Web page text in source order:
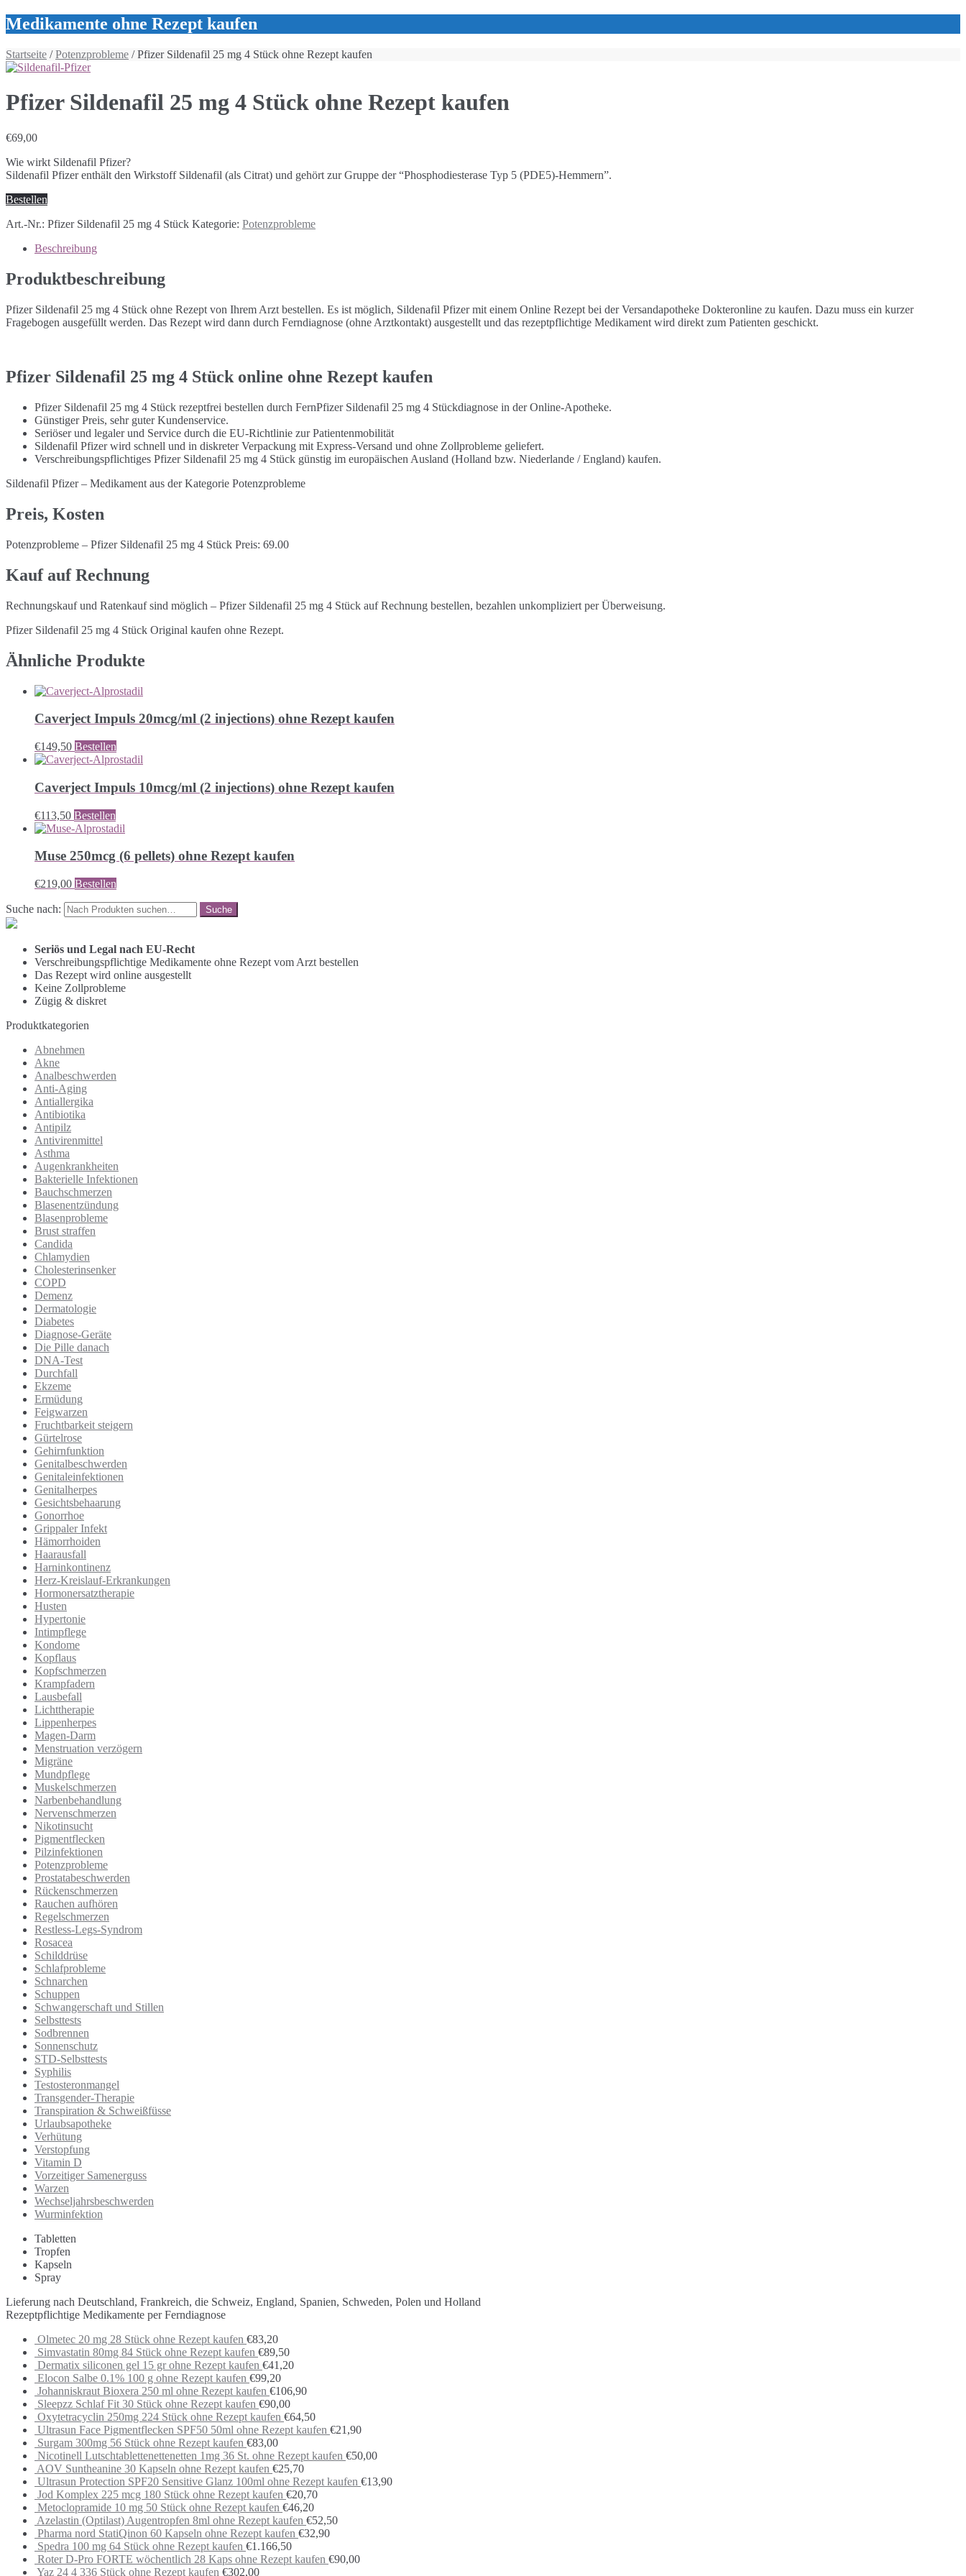
Medikamente ohne Rezept kaufen
Startseite /Potenzprobleme / Pfizer Sildenafil 25 mg 4 Stück ohne Rezept kaufen
Pfizer Sildenafil 25 mg 4 Stück ohne Rezept kaufen
€69,00
Wie wirkt Sildenafil Pfizer?
Sildenafil Pfizer enthält den Wirkstoff Sildenafil (als Citrat) und gehört zur Gruppe der “Phosphodiesterase Typ 5 (PDE5)-Hemmern”.
Bestellen
Art.-Nr.: Pfizer Sildenafil 25 mg 4 Stück Kategorie: Potenzprobleme
Beschreibung
Produktbeschreibung
Pfizer Sildenafil 25 mg 4 Stück ohne Rezept von Ihrem Arzt bestellen. Es ist möglich, Sildenafil Pfizer mit einem Online Rezept bei der Versandapotheke Dokteronline zu kaufen. Dazu muss ein kurzer
Fragebogen ausgefüllt werden. Das Rezept wird dann durch Ferndiagnose (ohne Arztkontakt) ausgestellt und das rezeptpflichtige Medikament wird direkt zum Patienten geschickt.
Pfizer Sildenafil 25 mg 4 Stück online ohne Rezept kaufen
Pfizer Sildenafil 25 mg 4 Stück rezeptfrei bestellen durch FernPfizer Sildenafil 25 mg 4 Stückdiagnose in der Online-Apotheke.
Günstiger Preis, sehr guter Kundenservice.
Seriöser und legaler und Service durch die EU-Richtlinie zur Patientenmobilität
Sildenafil Pfizer wird schnell und in diskreter Verpackung mit Express-Versand und ohne Zollprobleme geliefert.
Verschreibungspflichtiges Pfizer Sildenafil 25 mg 4 Stück günstig im europäischen Ausland (Holland bzw. Niederlande / England) kaufen.
Sildenafil Pfizer – Medikament aus der Kategorie Potenzprobleme
Preis, Kosten
Potenzprobleme – Pfizer Sildenafil 25 mg 4 Stück Preis: 69.00
Kauf auf Rechnung
Rechnungskauf und Ratenkauf sind möglich – Pfizer Sildenafil 25 mg 4 Stück auf Rechnung bestellen, bezahlen unkompliziert per Überweisung.
Pfizer Sildenafil 25 mg 4 Stück Original kaufen ohne Rezept.
Ähnliche Produkte
Caverject Impuls 20mcg/ml (2 injections) ohne Rezept kaufen
€149,50 Bestellen
Caverject Impuls 10mcg/ml (2 injections) ohne Rezept kaufen
€113,50 Bestellen
Muse 250mcg (6 pellets) ohne Rezept kaufen
€219,00 Bestellen
Suche nach:
Seriös und Legal nach EU-Recht
Verschreibungspflichtige Medikamente ohne Rezept vom Arzt bestellen
Das Rezept wird online ausgestellt
Keine Zollprobleme
Zügig & diskret
Produktkategorien
Abnehmen
Akne
Analbeschwerden
Anti-Aging
Antiallergika
Antibiotika
Antipilz
Antivirenmittel
Asthma
Augenkrankheiten
Bakterielle Infektionen
Bauchschmerzen
Blasenentzündung
Blasenprobleme
Brust straffen
Candida
Chlamydien
Cholesterinsenker
COPD
Demenz
Dermatologie
Diabetes
Diagnose-Geräte
Die Pille danach
DNA-Test
Durchfall
Ekzeme
Ermüdung
Feigwarzen
Fruchtbarkeit steigern
Gürtelrose
Gehirnfunktion
Genitalbeschwerden
Genitaleinfektionen
Genitalherpes
Gesichtsbehaarung
Gonorrhoe
Grippaler Infekt
Hämorrhoiden
Haarausfall
Harninkontinenz
Herz-Kreislauf-Erkrankungen
Hormonersatztherapie
Husten
Hypertonie
Intimpflege
Kondome
Kopflaus
Kopfschmerzen
Krampfadern
Lausbefall
Lichttherapie
Lippenherpes
Magen-Darm
Menstruation verzögern
Migräne
Mundpflege
Muskelschmerzen
Narbenbehandlung
Nervenschmerzen
Nikotinsucht
Pigmentflecken
Pilzinfektionen
Potenzprobleme
Prostatabeschwerden
Rückenschmerzen
Rauchen aufhören
Regelschmerzen
Restless-Legs-Syndrom
Rosacea
Schilddrüse
Schlafprobleme
Schnarchen
Schuppen
Schwangerschaft und Stillen
Selbsttests
Sodbrennen
Sonnenschutz
STD-Selbsttests
Syphilis
Testosteronmangel
Transgender-Therapie
Transpiration & Schweißfüsse
Urlaubsapotheke
Verhütung
Verstopfung
Vitamin D
Vorzeitiger Samenerguss
Warzen
Wechseljahrsbeschwerden
Wurminfektion
Tabletten
Tropfen
Kapseln
Spray
Lieferung nach Deutschland, Frankreich, die Schweiz, England, Spanien, Schweden, Polen und Holland
Rezeptpflichtige Medikamente per Ferndiagnose
Olmetec 20 mg 28 Stück ohne Rezept kaufen €83,20
Simvastatin 80mg 84 Stück ohne Rezept kaufen €89,50
Dermatix siliconen gel 15 gr ohne Rezept kaufen €41,20
Elocon Salbe 0.1% 100 g ohne Rezept kaufen €99,20
Johanniskraut Bioxera 250 ml ohne Rezept kaufen €106,90
Sleepzz Schlaf Fit 30 Stück ohne Rezept kaufen €90,00
Oxytetracyclin 250mg 224 Stück ohne Rezept kaufen €64,50
Ultrasun Face Pigmentflecken SPF50 50ml ohne Rezept kaufen €21,90
Surgam 300mg 56 Stück ohne Rezept kaufen €83,00
Nicotinell Lutschtablettenettenetten 1mg 36 St. ohne Rezept kaufen €50,00
AOV Suntheanine 30 Kapseln ohne Rezept kaufen €25,70
Ultrasun Protection SPF20 Sensitive Glanz 100ml ohne Rezept kaufen €13,90
Jod Komplex 225 mcg 180 Stück ohne Rezept kaufen €20,70
Metoclopramide 10 mg 50 Stück ohne Rezept kaufen €46,20
Azelastin (Optilast) Augentropfen 8ml ohne Rezept kaufen €52,50
Pharma nord StatiQinon 60 Kapseln ohne Rezept kaufen €32,90
Spedra 100 mg 64 Stück ohne Rezept kaufen €1.166,50
Roter D-Pro FORTE wöchentlich 28 Kaps ohne Rezept kaufen €90,00
Yaz 24 4 336 Stück ohne Rezept kaufen €302,00